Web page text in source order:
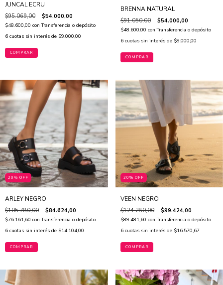
JUNCAL ECRU
$95.069,00 $54.000,00
$48.600,00 con Transferencia o depósito
6 cuotas sin interés de $9.000,00
COMPRAR
BRENNA NATURAL
$91.050,00 $54.000,00
$48.600,00 con Transferencia o depósito
6 cuotas sin interés de $9.000,00
COMPRAR
20% OFF
ARLEY NEGRO
$105.780,00 $84.624,00
$76.161,60 con Transferencia o depósito
6 cuotas sin interés de $14.104,00
COMPRAR
20% OFF
VEEN NEGRO
$124.280,00 $99.424,00
$89.481,60 con Transferencia o depósito
6 cuotas sin interés de $16.570,67
COMPRAR